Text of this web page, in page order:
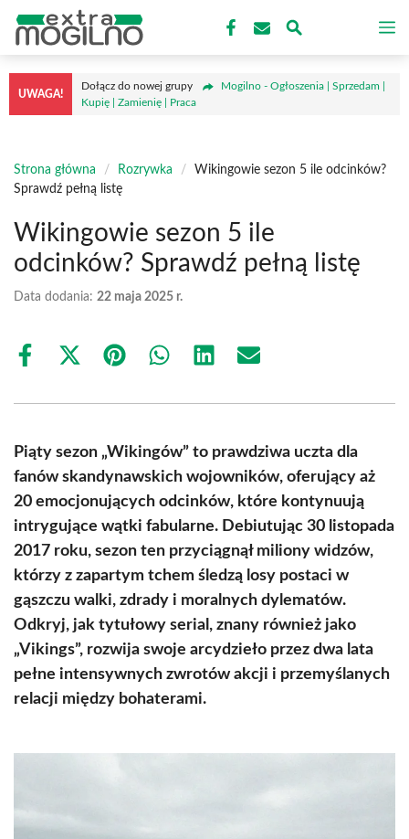
treści
UWAGA!
Dołącz do nowej grupy
Mogilno - Ogłoszenia | Sprzedam |
Kupię | Zamienię | Praca
Strona główna / Rozrywka /
Wikingowie sezon 5 ile odcinków?
Sprawdź pełną listę
Wikingowie sezon 5 ile
odcinków? Sprawdź pełną listę
Data dodania: 22 maja 2025 r.
Share
Share
(Twitter)
Share Share Share Share
Piąty sezon „Wikingów” to prawdziwa uczta dla
fanów skandynawskich wojowników, oferujący aż
20 emocjonujących odcinków, które kontynuują
intrygujące wątki fabularne. Debiutując 30 listopada
2017 roku, sezon ten przyciągnął miliony widzów,
którzy z zapartym tchem śledzą losy postaci w
gąszczu walki, zdrady i moralnych dylematów.
Odkryj, jak tytułowy serial, znany również jako
„Vikings”, rozwija swoje arcydzieło przez dwa lata
pełne intensywnych zwrotów akcji i przemyślanych
relacji między bohaterami.